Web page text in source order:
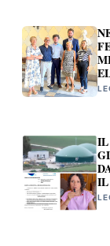
IL
IL